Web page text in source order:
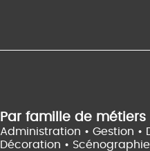
Par famille de métiers
Administration • Gestion •
Décoration • Scénographie